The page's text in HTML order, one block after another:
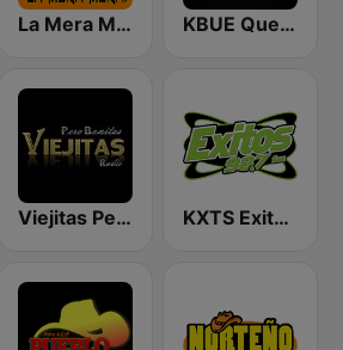
La Mera Mera 980 AM KBUE Que Buena 105.5 / 94.3 FM (US Only)
Viejitas Pero Bonitas Radio KXTS Exitos 98.7 FM